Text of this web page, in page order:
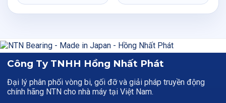
Công Ty TNHH Hồng Nhất Phát
Đại lý phân phối vòng bi, gối đỡ và giải pháp truyền động
chính hãng NTN cho nhà máy tại Việt Nam.